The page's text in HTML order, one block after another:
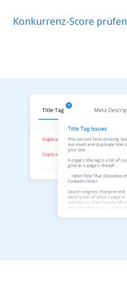
Konkurrenz-Score prüfen